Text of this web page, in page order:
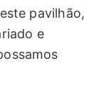
pavilhão,
e